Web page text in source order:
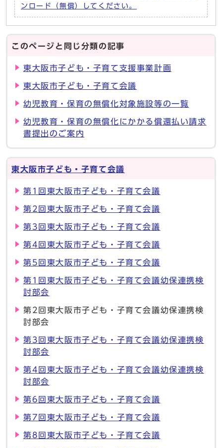
ンロード（無償）してください。
このページと同じ分類の記事
東大阪市子ども・子育て支援事業計画
東大阪市子ども・子育て会議
幼児教育・保育の無償化対象施設等の一覧
幼児教育・保育の無償化にかかる償還払い請求
書提出のご案内
東大阪市子ども・子育て会議
第1回東大阪市子ども・子育て会議
第2回東大阪市子ども・子育て会議
第3回東大阪市子ども・子育て会議
第4回東大阪市子ども・子育て会議
第5回東大阪市子ども・子育て会議
第1回東大阪市子ども・子育て会議幼保連携検
討部会
第2回東大阪市子ども・子育て会議幼保連携検
討部会
第3回東大阪市子ども・子育て会議幼保連携検
討部会
第4回東大阪市子ども・子育て会議幼保連携検
討部会
第6回東大阪市子ども・子育て会議
第7回東大阪市子ども・子育て会議
第8回東大阪市子ども・子育て会議